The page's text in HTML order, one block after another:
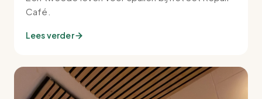
Café.
Lees verder